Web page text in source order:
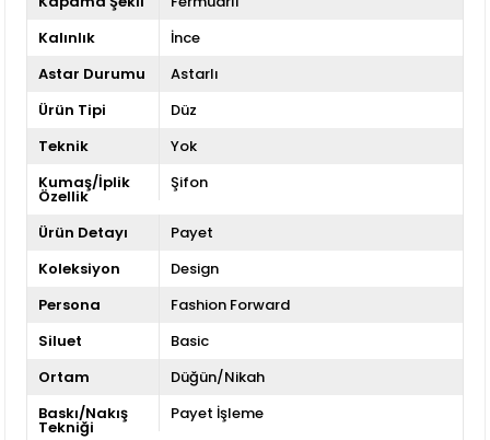
Kalınlık
İnce
Astar Durumu
Astarlı
Ürün Tipi
Düz
Teknik
Yok
Kumaş/İplik
Özellik
Şifon
Ürün Detayı
Payet
Koleksiyon
Design
Persona
Fashion Forward
Siluet
Basic
Ortam
Düğün/Nikah
Baskı/Nakış
Tekniği
Payet İşleme